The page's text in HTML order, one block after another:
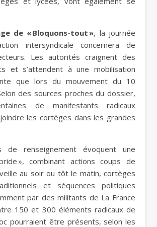
de « Bloquons-tout », la journée
intersyndicale concernera de
Les autorités craignent des
et s’attendent à une mobilisation
que lors du mouvement du 10
des sources proches du dossier,
de manifestants radicaux
les cortèges dans les grandes
de renseignement évoquent une
», combinant actions coups de
au soir ou tôt le matin, cortèges
et séquences politiques
par des militants de La France
150 et 300 éléments radicaux de
pourraient être présents, selon les